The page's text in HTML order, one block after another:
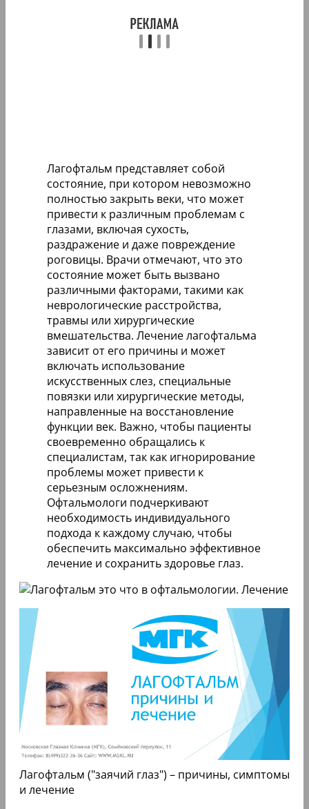
Лагофтальм представляет собой
состояние, при котором невозможно
полностью закрыть веки, что может
привести к различным проблемам с
глазами, включая сухость,
раздражение и даже повреждение
роговицы. Врачи отмечают, что это
состояние может быть вызвано
различными факторами, такими как
неврологические расстройства,
травмы или хирургические
вмешательства. Лечение лагофтальма
зависит от его причины и может
включать использование
искусственных слез, специальные
повязки или хирургические методы,
направленные на восстановление
функции век. Важно, чтобы пациенты
своевременно обращались к
специалистам, так как игнорирование
проблемы может привести к
серьезным осложнениям.
Офтальмологи подчеркивают
необходимость индивидуального
подхода к каждому случаю, чтобы
обеспечить максимально эффективное
лечение и сохранить здоровье глаз.
Лагофтальм ("заячий глаз") – причины, симптомы
и лечение